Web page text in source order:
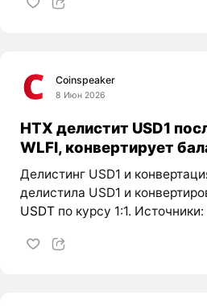
Coinspeaker
8 Июн 2026
HTX делистит USD1
WLFI, конвертирует
Делистинг USD1 и
делистила USD1 и
USDTпо курсу 1:1. Источники: